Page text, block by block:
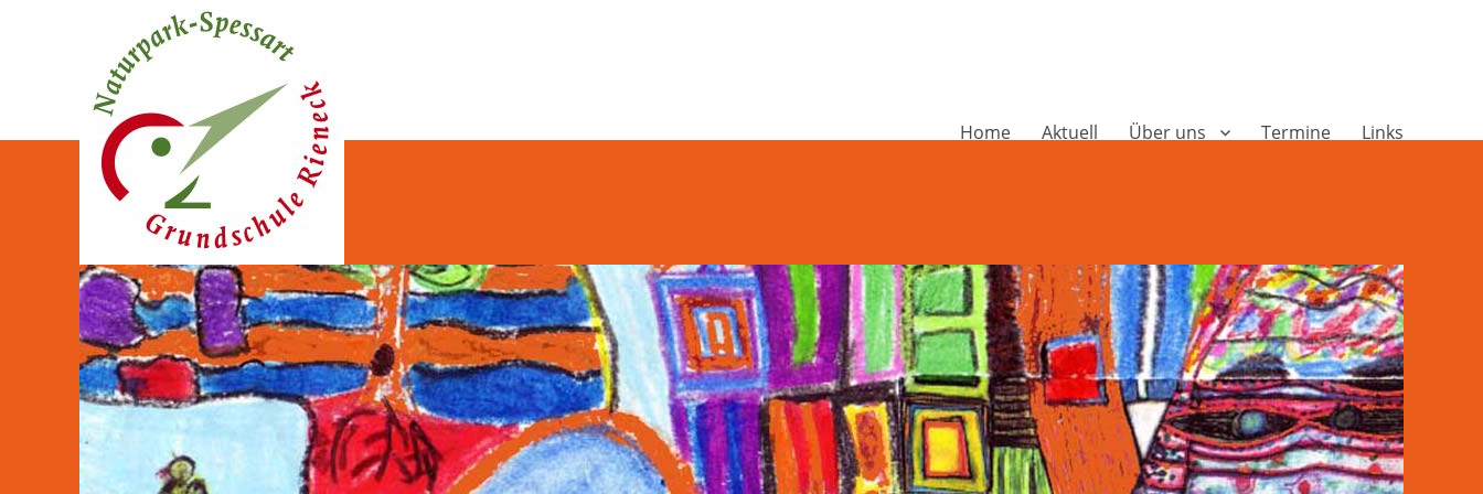
Naturpark-Spessart-Grundschule Rieneck
Home Aktuell Über uns Termine Links